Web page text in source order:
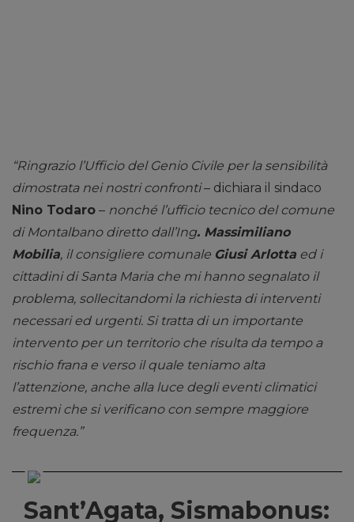
“Ringrazio l’Ufficio del Genio Civile per la sensibilità
dimostrata nei nostri confronti– dichiara il sindaco
Nino Todaro – nonché l’ufficio tecnico del comune
di Montalbano diretto dall’Ing. Massimiliano
Mobilia, il consigliere comunale Giusi Arlotta ed i
cittadini di Santa Maria che mi hanno segnalato il
problema, sollecitandomi la richiesta di interventi
necessari ed urgenti. Si tratta di un importante
intervento per un territorio che risulta da tempo a
rischio frana e verso il quale teniamo alta
l’attenzione, anche alla luce degli eventi climatici
estremi che si verificano con sempre maggiore
frequenza.”
Sant’Agata, Sismabonus: